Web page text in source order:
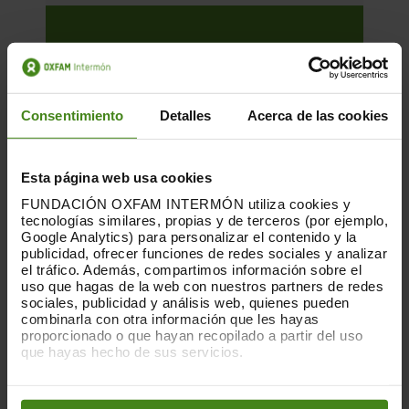
Consentimiento Detalles Acerca de las cookies
Esta página web usa cookies
FUNDACIÓN OXFAM INTERMÓN utiliza cookies y
tecnologías similares, propias y de terceros (por ejemplo,
Google Analytics) para personalizar el contenido y la
publicidad, ofrecer funciones de redes sociales y analizar
el tráfico. Además, compartimos información sobre el
uso que hagas de la web con nuestros partners de redes
sociales, publicidad y análisis web, quienes pueden
combinarla con otra información que les hayas
proporcionado o que hayan recopilado a partir del uso
que hayas hecho de sus servicios.
preferencias accediendo a nuestraPolítica de Cookieso
01.12.2025
La huella que dejan las nubes. Los
centros de datos y las desigualdades
Esta es una publicación sobre el impacto